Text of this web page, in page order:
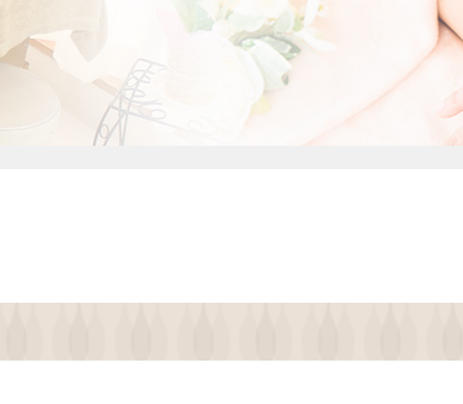
tel.072-638-0087
10:00～22:00（予約最終受付20:00）